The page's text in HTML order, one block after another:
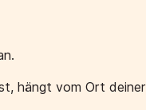
hängt vom Ort deiner